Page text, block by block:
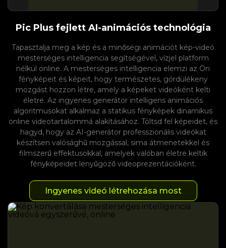
Pic Plus fejlett AI-animációs technológia
Tapasztalja meg a kép és a minőségi animációt kép-videó
mesterséges intelligencia segítségével, vízjel platform
nélkül online. A mesterséges intelligencia elemzi az Ön
fényképeit és képeit, hogy természetes, gördülékeny
mozgást hozzon létre, amely a képeket videóként kelti
életre. Az ingyenes generátor intelligens animációs
algoritmusokat alkalmaz a statikus fényképek dinamikus
online videotartalommá alakításához. Töltsd fel képeidet, és
hagyd, hogy az AI-generátor professzionális videókat
készítsen valósághű mozgással, sima átmenetekkel és
filmszerű effektusokkal, amelyek valóban életre keltik
fényképeidet lenyűgöző videoprezentációként.
Ingyenes videó létrehozása most